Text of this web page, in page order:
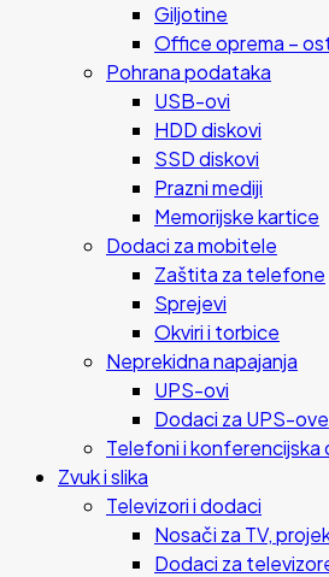
Giljotine
Office oprema –
Pohrana podataka
USB-ovi
HDD diskovi
SSD diskovi
Prazni mediji
Memorijske kartice
Dodaci za mobitele
Zaštita za telefone
Sprejevi
Okviri i torbice
Neprekidna napajanja
UPS-ovi
Dodaci za UPS-ove
Telefoni i konferencijska
Zvuk i slika
Televizori i dodaci
Nosači za TV,
Dodaci za